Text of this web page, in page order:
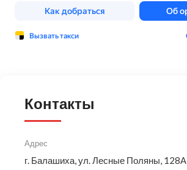
Контакты
Адрес
г. Балашиха, ул. Лесные Поляны, 128А